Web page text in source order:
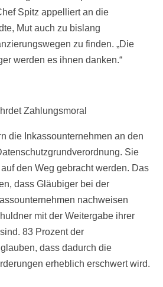
Spitz appelliert an die
Mut auch zu bislang
zu finden. „Die
werden es ihnen danken.“
Zahlungsmoral
die Inkassounternehmen an den
Sie
den Weg gebracht werden. Das
dass Gläubiger bei der
nachweisen
mit der Weitergabe ihrer
83 Prozent der
dass dadurch die
erheblich erschwert wird.